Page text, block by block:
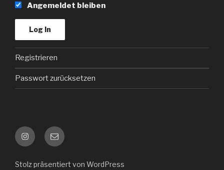
Angemeldet bleiben
Registrieren
Passwort zurücksetzen
InstagramKontakt
e-
Stolz präsentiert von WordPress